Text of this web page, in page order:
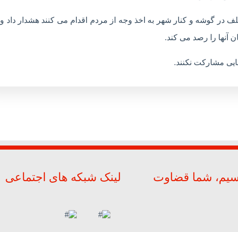
در گوشه و کنار شهر به اخذ وجه از مردم اقدام می کنند هشدار داد و
آنها را رصد می کند.
مشارکت نکنند.
شما قضاوت لینک شبکه های اجتماعی